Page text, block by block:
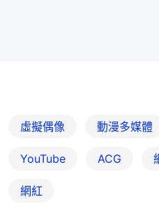
虛擬偶像 動漫多媒體
YouTube ACG
網紅